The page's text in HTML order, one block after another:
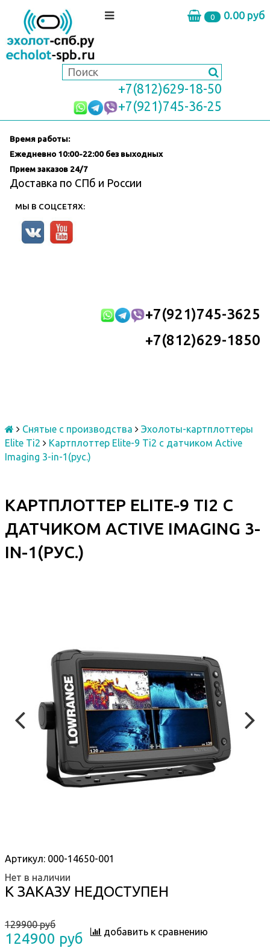
0 0.00 руб
+7(812)629-18-50
+7(921)745-36-25
Время работы:
Ежедневно 10:00-22:00 без выходных
Прием заказов 24/7
Доставка по СПб и России
МЫ В СОЦСЕТЯХ:
+7(921)745-3625
+7(812)629-1850
Снятые с производства
Эхолоты-картплоттеры
Elite Ti2
Картплоттер Elite-9 Ti2 с датчиком Active
Imaging 3-in-1(рус.)
КАРТПЛОТТЕР ELITE-9 TI2 С
ДАТЧИКОМ ACTIVE IMAGING 3-
IN-1(РУС.)
Артикул: 000-14650-001
Нет в наличии
К ЗАКАЗУ НЕДОСТУПЕН
129900 руб
124900 руб добавить к сравнению